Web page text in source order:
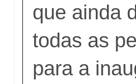
que ainda
todas as
para a